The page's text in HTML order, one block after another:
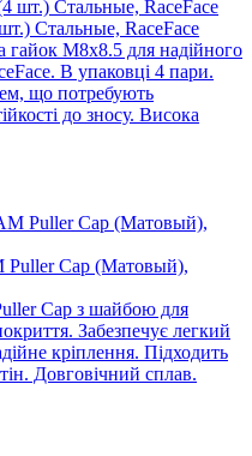
Стальные, RaceFace
гайок M8x8.5 для надійного
В упаковці 4 пари.
що потребують
до зносу. Висока
Puller Cap (Матовый),
Cap з шайбою для
Забезпечує легкий
кріплення. Підходить
Довговічний сплав.